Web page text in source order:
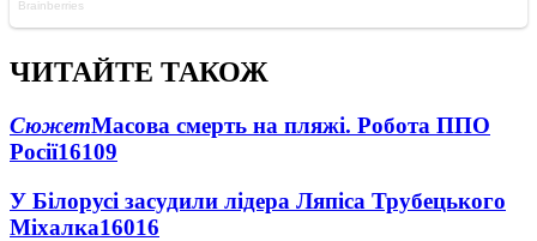
ЧИТАЙТЕ ТАКОЖ
СюжетМасова смерть на пляжі. Робота ППО
Росії16109
У Білорусі засудили лідера Ляпіса Трубецького
Міхалка16016